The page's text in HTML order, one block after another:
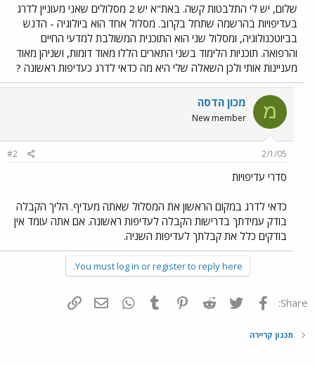
שלום, יש לי התלבטות קשה. באת"א יש 2 מסלולים שאני מעוניין לדרג
בעדיפויות בהרשמה שתחל בקרוב. מסלול אחד הוא ביולוגיה - הדגש
בביוטכנולוגיה, ומסלול שני הוא התוכנית המשולבת למדעי החיים
והרפואה. תוכניות הלימוד בשני התארים הללו מאוד דומות, ושניהן מאוד
מעניינות אותי ולכן השאלה שלי היא מה כדאי לדרג כעדיפות ראשונה ?
מ מכון הדסה
New member
2/1/05
#2
סדרי עדיפויות
כדאי לדרג במקום הראשון את המסלול שאתה מעדיף. הליך הקבלה
בודק עמידתך בדרישות הקבלה לעדיפות ראשונה. אם אתה עומד אין
בודקים כלל את קבלתך לעדיפות השניה.
You must log in or register to reply here.
Share: פייסבוק Twitter
Reddit
Pinterest
Tumblr
WhatsAppדואר אלקטרוני
תכנון קריירה